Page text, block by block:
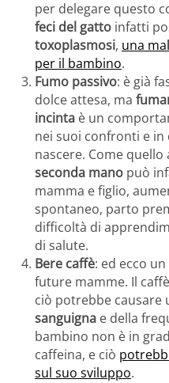
per delegare questo
feci del gatto infatti
toxoplasmosi, una
per il bambino.
Fumo passivo: è già
dolce attesa, ma
incinta è un
nei suoi confronti e
nascere. Come quello
seconda mano può
mamma e figlio,
spontaneo, parto
difficoltà di
di salute.
Bere caffè: ed ecco
future mamme. Il
ciò potrebbe causare
sanguigna e della
bambino non è in
caffeina, e ciò
sul suo sviluppo.